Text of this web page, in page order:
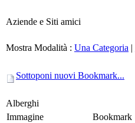
Aziende e Siti amici
Mostra Modalità : Una Categoria |
Sottoponi nuovi Bookmark...
Alberghi
Immagine
Bookmark